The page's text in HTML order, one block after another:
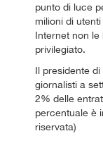
punto di luce
milioni di
Internet non
privilegiato.
Il presidente
giornalisti a
2% delle
percentuale è
riservata)